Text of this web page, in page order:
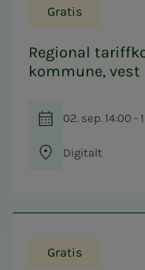
Gratis
Regional
kommune, vest
02. sep. 14:00 -
Digitalt
Gratis